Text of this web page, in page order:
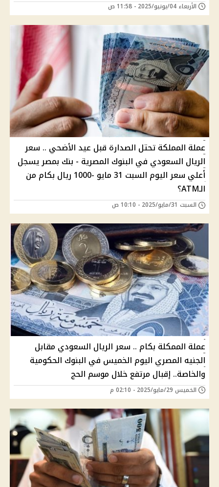
الأربعاء 04/يونيو/2025 - 11:58 ص
عملة المملكة تحتل الصدارة قبل عيد الأضحي .. سعر
الريال السعودي في البنوك المصرية - بنك بمصر يسجل
أعلي سعر اليوم السبت 31 مايو -1000 ريال بكام من
الـATM؟
السبت 31/مايو/2025 - 10:10 ص
عملة الممكلة بكام .. سعر الريال السعودي مقابل
الجنيه المصري اليوم الخميس في البنوك الحكومية
والخاصة.. إقبال مرتفع خلال موسم الحج
الخميس 29/مايو/2025 - 02:10 م